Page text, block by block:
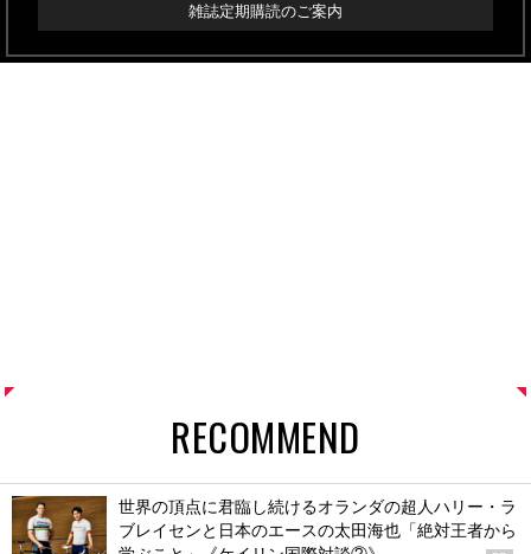
雑誌定期購読のご案内
RECOMMEND
世界の頂点に君臨し続けるオランダの超人ハリー・ラ
ブレイセンと日本のエースの太田海也「絶対王者から